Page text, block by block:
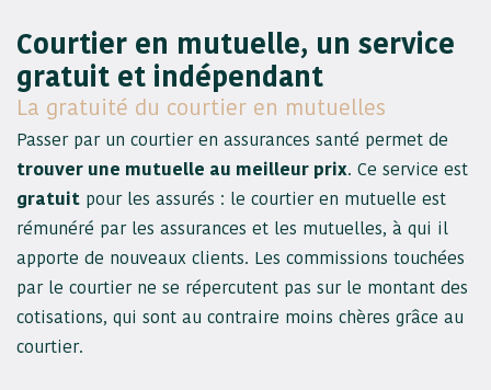
Courtier en mutuelle, un service
gratuit et indépendant
La gratuité du courtier en mutuelles
Passer par un courtier en assurances santé permet de
trouver une mutuelle au meilleur prix. Ce service est
gratuit pour les assurés : le courtier en mutuelle est
rémunéré par les assurances et les mutuelles, à qui il
apporte de nouveaux clients. Les commissions touchées
par le courtier ne se répercutent pas sur le montant des
cotisations, qui sont au contraire moins chères grâce au
courtier.